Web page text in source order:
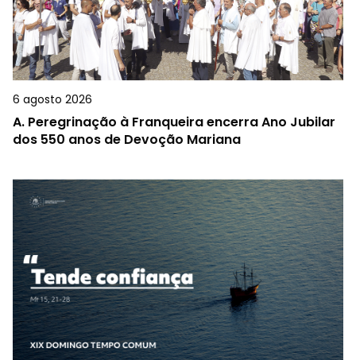
6 agosto 2026
A. Peregrinação à Franqueira encerra Ano Jubilar
dos 550 anos de Devoção Mariana